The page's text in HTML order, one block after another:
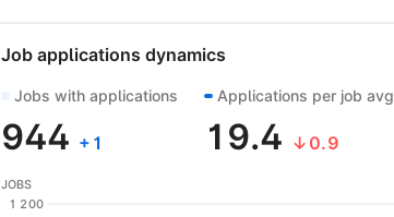
Job applications dynamics
Jobs with applications
944 + 1
Applications per job avg
19.4 ↓0.9
1 200
JOBS